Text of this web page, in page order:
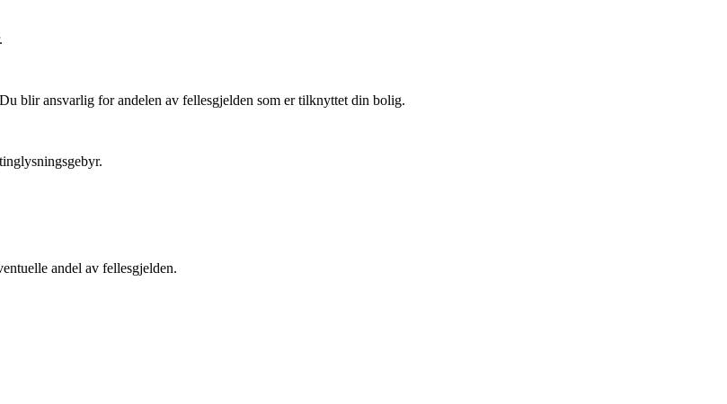
blir ansvarlig for andelen av fellesgjelden som er tilknyttet din bolig.
andel av fellesgjelden.